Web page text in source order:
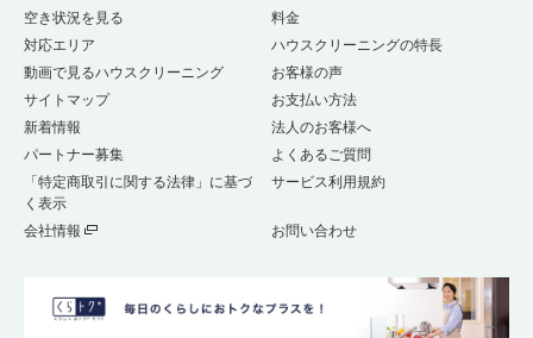
空き状況を見る
料金
対応エリア
ハウスクリーニングの特長
動画で見るハウスクリーニング
お客様の声
サイトマップ
お支払い方法
新着情報
法人のお客様へ
パートナー募集
よくあるご質問
「特定商取引に関する法律」に基づ
く表示
サービス利用規約
会社情報 お問い合わせ